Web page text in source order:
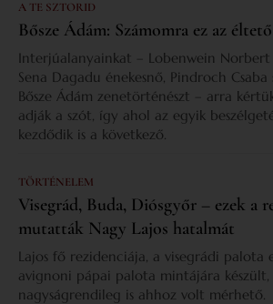
A TE SZTORID
Bősze Ádám: Számomra ez az
Interjúalanyainkat – Lobenwein Norbert
Sena Dagadu énekesnő, Pindroch Csaba
Bősze Ádám zenetörténészt – arra
adják a szót, így ahol az egyik
kezdődik is a következő.
TÖRTÉNELEM
Visegrád, Buda, Diósgyőr – ezek a
mutatták Nagy Lajos hatalmát
Lajos fő rezidenciája, a visegrádi palota
avignoni pápai palota mintájára készült,
nagyságrendileg is ahhoz volt mérhető.